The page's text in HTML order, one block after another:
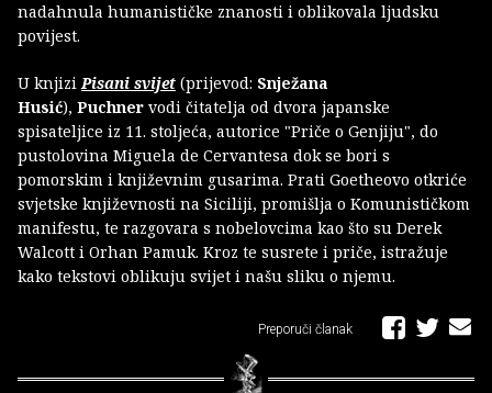
nadahnula humanističke znanosti i oblikovala ljudsku
povijest.
U knjiziPisani svijet (prijevod: Snježana
Husić), Puchner vodi čitatelja od dvora japanske
spisateljice iz 11. stoljeća, autorice "Priče o Genjiju", do
pustolovina Miguela de Cervantesa dok se bori s
pomorskim i književnim gusarima. Prati Goetheovo otkriće
svjetske književnosti na Siciliji, promišlja o Komunističkom
manifestu, te razgovara s nobelovcima kao što su Derek
Walcott i Orhan Pamuk. Kroz te susrete i priče, istražuje
kako tekstovi oblikuju svijet i našu sliku o njemu.
Preporuči članak